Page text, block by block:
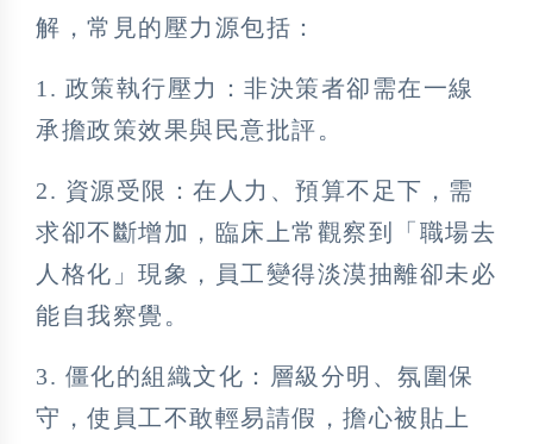
解，常見的壓力源包括：
1. 政策執行壓力：非決策者卻需在一線
承擔政策效果與民意批評。
2. 資源受限：在人力、預算不足下，需
求卻不斷增加，臨床上常觀察到「職場去
人格化」現象，員工變得淡漠抽離卻未必
能自我察覺。
3. 僵化的組織文化：層級分明、氛圍保
守，使員工不敢輕易請假，擔心被貼上